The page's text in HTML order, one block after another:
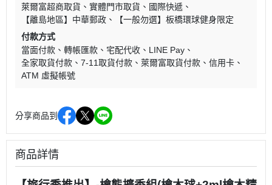
萊爾富超商取貨
實體門市取貨
國際快遞
【離島地區】中華郵政
【一般勿選】板橋環球健身限定
付款方式
當面付款
轉帳匯款 宅配代收
LINE Pay
全家取貨付款
7-11取貨付款 萊爾富取貨付款
信用卡
ATM 虛擬帳號
分享商品到
商品詳情